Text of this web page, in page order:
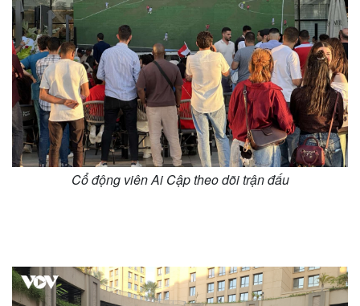
i
m
e
Cổ động viên Ai Cập theo dõi trận đấu